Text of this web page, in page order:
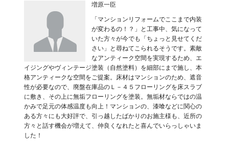
増原一臣
「マンションリフォームでここまで内装
が変わるの！？」と工事中、気になって
いた方々が今でも「ちょっと見せてくだ
さい」と尋ねてこられるそうです。素敵
なアンティーク空間を実現するため、エ
イジングやヴィンテージ塗装（自然塗料）を細部にまで施し、本
格アンティークな空間をご提案。床材はマンションのため、遮音
性が必要なので、廃盤在庫品のＬ－４５フローリングを床スラブ
に敷き、その上に無垢フローリングを塗装。無垢材ならではの温
かみで足元の体感温度も向上！マンションの、漆喰などに関心の
ある方々にも大好評で、引っ越したばかりのお施主様も、近所の
方々と話す機会が増えて、仲良くなれたと喜んでいらっしゃいま
した！